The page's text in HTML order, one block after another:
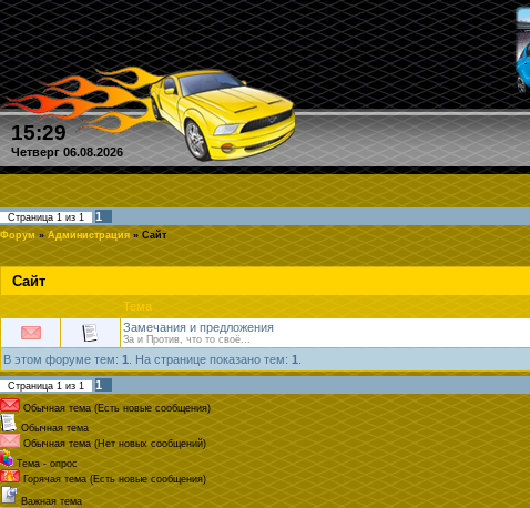
15:29
Четверг 06.08.2026
Страница 1 из 1 1
Форум » Администрация » Сайт
Сайт
Тема
Замечания и предложения
За и Против, что то своё...
В этом форуме тем: 1 . На странице показано тем: 1
Страница 1 из 1 1
Обычная тема (Есть новые сообщения)
Обычная тема
Обычная тема (Нет новых сообщений)
Тема - опрос
Горячая тема (Есть новые сообщения)
Важная тема